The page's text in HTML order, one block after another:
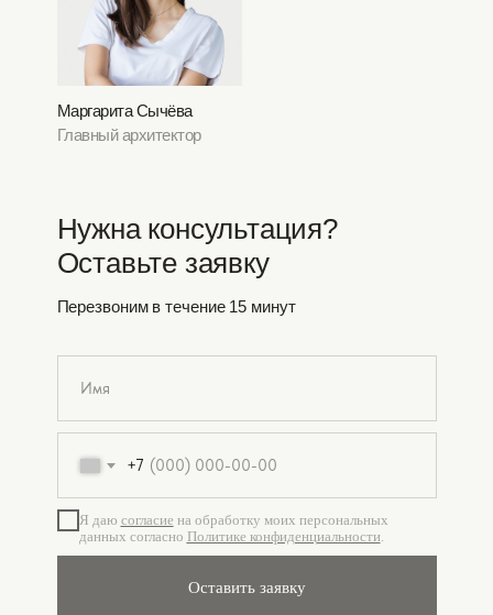
Маргарита Сычёва
Главный архитектор
Нужна консультация?
Оставьте заявку
Перезвоним в течение 15 минут
+7
Я даю согласие на обработку моих персональных
данных согласно Политике конфиденциальности.
Оставить заявку